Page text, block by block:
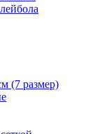
(7 размер)